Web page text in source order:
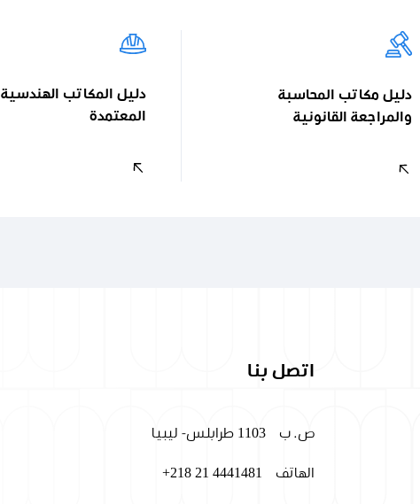
دليل مكاتب المحاسبة
والمراجعة القانونية
دليل المكاتب الهندسية
المعتمدة
اتصل بنا
ص. ب 1103 طرابلس- ليبيا
الهاتف +218 21 4441481